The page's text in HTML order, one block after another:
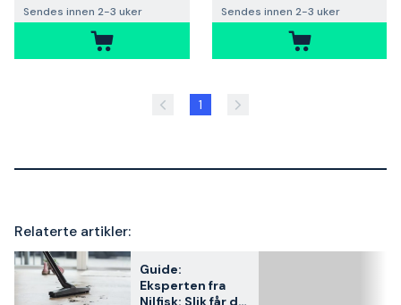
Sendes innen 2-3 uker Sendes innen 2-3 uker
1
Relaterte artikler:
Guide:
Eksperten fra
Nilfisk: Slik får du